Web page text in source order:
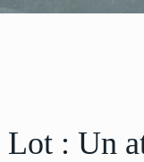
Lot : Un